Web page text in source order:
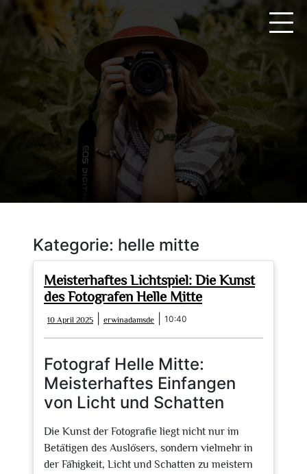
springen
Kategorie: helle mitte
Meisterhaftes Lichtspiel: Die Kunst
des Fotografen Helle Mitte
10 April 2025
April
2025
erwinadamsde erwinadamsde
10:40
Fotograf Helle Mitte:
Meisterhaftes Einfangen
von Licht und Schatten
Die Kunst der Fotografie liegt nicht nur im
Betätigen des Auslösers, sondern vielmehr in
der Fähigkeit, Licht und Schatten zu meistern